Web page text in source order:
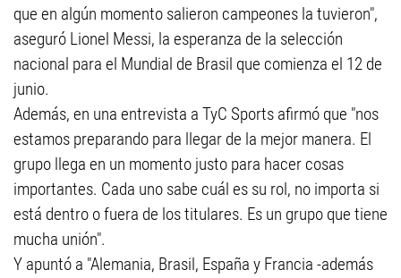
que en algún momento salieron campeones la tuvieron",
aseguró Lionel Messi, la esperanza de la selección
nacional para el Mundial de Brasil que comienza el 12 de
junio.
Además, en una entrevista a TyC Sports afirmó que "nos
estamos preparando para llegar de la mejor manera. El
grupo llega en un momento justo para hacer cosas
importantes. Cada uno sabe cuál es su rol, no importa si
está dentro o fuera de los titulares. Es un grupo que tiene
mucha unión".
Y apuntó a "Alemania, Brasil, España y Francia -además